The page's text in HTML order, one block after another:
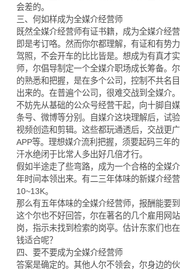
会差的。
三、何如样成为全媒介经营师
既然全媒介经营师有证书籍，成为全媒介经
即是考订咯。然而你尔都理解，有证和有势
驾照，不会开车的比比皆是。想成为有真才
师，尔倡导制定一个全媒介职场成长筹备。
的熟悉和把握，是在多个公司，控制不共名
出来的。在普遍个公司，很难交战到全媒介。
不妨先从基础的公众号经营干起，向十脚自
条号、微博等分别。自媒介这块理解后，试
视频创造和剪辑。这些都玩通透后，交战更广
APP等。理想媒介流利把握，须要起码三年
汗水绝闭于比常人多出好几倍才行。
假如半途走了些弯路，成为一个合格的全媒
年时间本领出来。有二三年体味的新媒介经
10~13K。
那么有五年体味的全媒介经营师，报酬能要到
这个尔也不好回答，尔在著名的几个雇用网
岗，指示未找到检索的岗亭。估计东家们也
钱适合呢？
四、要不要成为全媒介经营师
答案是确定的。其他人尔不领会，尔身边的伙